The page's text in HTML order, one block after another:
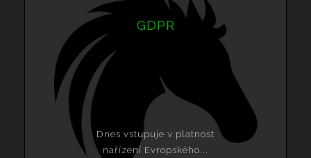
GDPR
Dnes vstupuje v platnost
nařízení Evropského...